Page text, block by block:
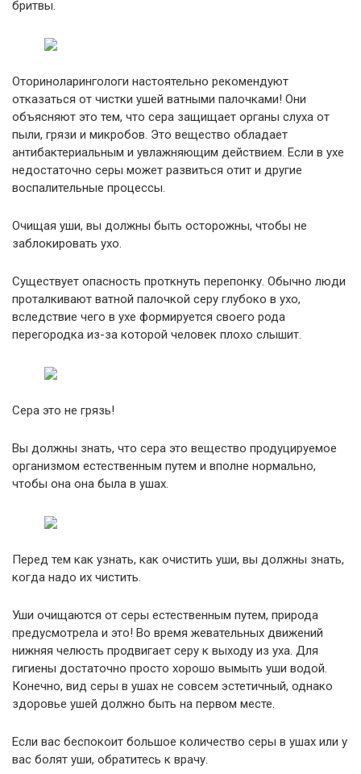
бритвы.
Оториноларингологи настоятельно рекомендуют
отказаться от чистки ушей ватными палочками! Они
объясняют это тем, что сера защищает органы слуха от
пыли, грязи и микробов. Это вещество обладает
антибактериальным и увлажняющим действием. Если в ухе
недостаточно серы может развиться отит и другие
воспалительные процессы.
Очищая уши, вы должны быть осторожны, чтобы не
заблокировать ухо.
Существует опасность проткнуть перепонку. Обычно люди
проталкивают ватной палочкой серу глубоко в ухо,
вследствие чего в ухе формируется своего рода
перегородка из-за которой человек плохо слышит.
Сера это не грязь!
Вы должны знать, что сера это вещество продуцируемое
организмом естественным путем и вполне нормально,
чтобы она она была в ушах.
Перед тем как узнать, как очистить уши, вы должны знать,
когда надо их чистить.
Уши очищаются от серы естественным путем, природа
предусмотрела и это! Во время жевательных движений
нижняя челюсть продвигает серу к выходу из уха. Для
гигиены достаточно просто хорошо вымыть уши водой.
Конечно, вид серы в ушах не совсем эстетичный, однако
здоровье ушей должно быть на первом месте.
Если вас беспокоит большое количество серы в ушах или у
вас болят уши, обратитесь к врачу.